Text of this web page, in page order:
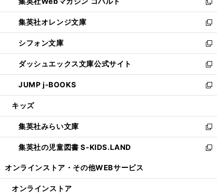
開
く
ド
ウ
で
開
く
ィ
ン
ド
ウ
で
開
く
新
し
い
ウ
ィ
ン
ド
ウ
で
開
集英社オレンジ文庫
新
し
い
ウ
ィ
ン
ド
ウ
開
く
シフォン文庫
新
し
い
ウ
ィ
ン
ウ
で
開
く
ダッシュエックス文庫公式サイト
新
し
い
ウ
ン
ド
ウ
で
JUMP j-BOOKS
新
し
ウ
ィ
ン
ド
開
キッズ
集英社みらい文庫
新
し
い
ン
集英社の児童図書 S-KIDS.LAND
新
ウ
オンラインストア・ その他WEBサービス
オンラインストア